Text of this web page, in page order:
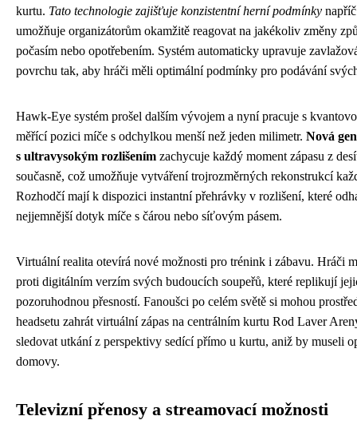
kurtu. Tato technologie zajišťuje konzistentní herní podmínky
umožňuje organizátorům okamžitě reagovat na jakékoliv změny
počasím nebo opotřebením. Systém automaticky upravuje
povrchu tak, aby hráči měli optimální podmínky pro podávání
Hawk-Eye systém prošel dalším vývojem a nyní pracuje s
měřící pozici míče s odchylkou menší než jeden milimetr. Nová
s ultravysokým rozlišením zachycuje každý moment zápasu z
současně, což umožňuje vytváření trojrozměrných rekonstrukcí
Rozhodčí mají k dispozici instantní přehrávky v rozlišení, které
nejjemnější dotyk míče s čárou nebo síťovým pásem.
Virtuální realita otevírá nové možnosti pro trénink i zábavu. Hráči
proti digitálním verzím svých budoucích soupeřů, které replikují
pozoruhodnou přesností. Fanoušci po celém světě si mohou
headsetu zahrát virtuální zápas na centrálním kurtu Rod Laver
sledovat utkání z perspektivy sedící přímo u kurtu, aniž by museli
domovy.
Televizní přenosy a streamovací možnosti